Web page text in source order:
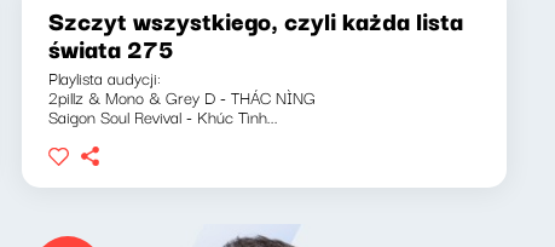
Szczyt wszystkiego, czyli każda lista
świata 275
Playlista audycji:
2pillz & Mono & Grey D - THÁC NÌNG
Saigon Soul Revival - Khúc Tình...